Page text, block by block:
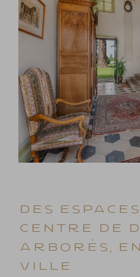
DES
CENTRE DE
ARBORÉS,
VILLE